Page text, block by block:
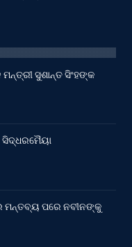
ସୁଶାନ୍ତ ସିଂହଙ୍କ
ସିଦ୍ଧରମୈୟା
ପରେ ନବୀନଙ୍କୁ